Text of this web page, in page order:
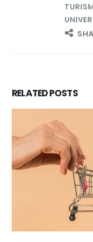
RELATEDPOSTS